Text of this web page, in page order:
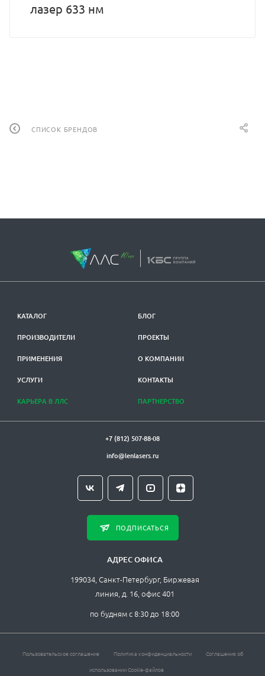
лазер 633 нм
СПИСОК БРЕНДОВ
КАТАЛОГ
ПРОИЗВОДИТЕЛИ
ПРИМЕНЕНИЯ
УСЛУГИ
КАРЬЕРА В ЛЛС
БЛОГ
ПРОЕКТЫ
О КОМПАНИИ
КОНТАКТЫ
ПАРТНЕРСТВО
+7 (812) 507-88-08
info@lenlasers.ru
ПОДПИСАТЬСЯ
АДРЕС ОФИСА
199034, Санкт-Петербург, Биржевая
линия, д. 16, офис 401
по будням с 8:30 до 18:00
Пользовательское соглашение Политика конфиденциальности
Соглашения об
использовании Cookie-файлов